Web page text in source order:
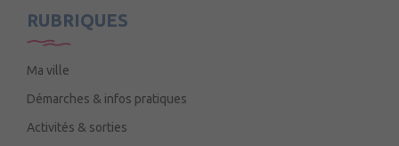
RUBRIQUES
Ma ville
Démarches & infos pratiques
Activités & sorties